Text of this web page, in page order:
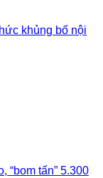
khủng bố nội
“bom tấn” 5.300